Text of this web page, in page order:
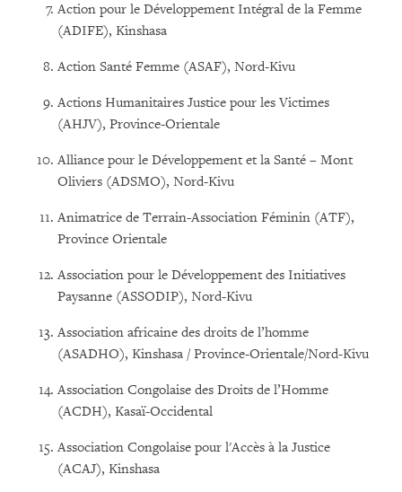
Action pour le Développement Intégral de la Femme
(ADIFE), Kinshasa
Action Santé Femme (ASAF), Nord-Kivu
Actions Humanitaires Justice pour les Victimes
(AHJV), Province-Orientale
Alliance pour le Développement et la Santé – Mont
Oliviers (ADSMO), Nord-Kivu
Animatrice de Terrain-Association Féminin (ATF),
Province Orientale
Association pour le Développement des Initiatives
Paysanne (ASSODIP), Nord-Kivu
Association africaine des droits de l’homme
(ASADHO), Kinshasa / Province-Orientale/Nord-Kivu
Association Congolaise des Droits de l’Homme
(ACDH), Kasaï-Occidental
Association Congolaise pour l'Accès à la Justice
(ACAJ), Kinshasa